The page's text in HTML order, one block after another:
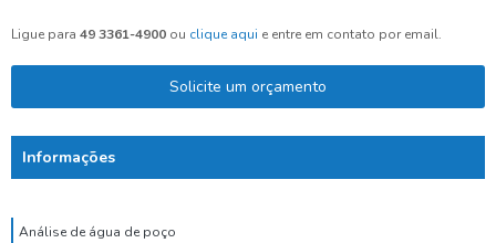
Ligue para 49 3361-4900 ou clique aqui e entre em contato por email.
Solicite um orçamento
Informações
Análise de água de poço